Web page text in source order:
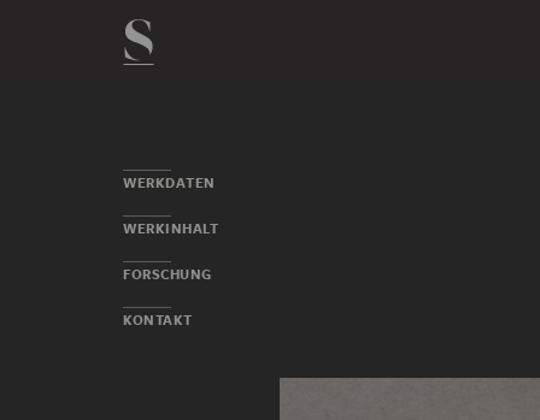
WERKDATEN
WERKINHALT
FORSCHUNG
KONTAKT